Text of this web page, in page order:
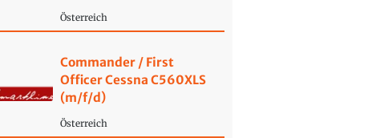
Österreich
Commander / First
Officer Cessna C560XLS
(m/f/d)
Österreich